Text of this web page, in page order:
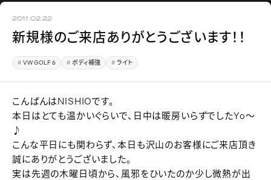
2011.02.22
新規様のご来店ありがとうございます！！
VW GOLF 6 ボディ補強 ライト
こんばんはNISHIOです。
本日はとても温かいぐらいで、日中は暖房いらずでしたYo～
♪
こんな平日にも関わらず、本日も沢山のお客様にご来店頂き
誠にありがとうございました。
実は先週の木曜日頃から、風邪をひいたのか少し微熱が出